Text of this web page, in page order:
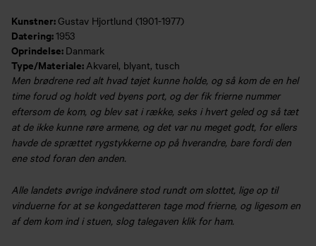
Kunstner:Gustav Hjortlund (1901-1977)
Datering:1953
Oprindelse: Danmark
Type/Materiale:Akvarel, blyant, tusch
Men brødrene red alt hvad tøjet kunne holde, og så kom de en hel
time forud og holdt ved byens port, og der fik frierne nummer
eftersom de kom, og blev sat i række, seks i hvert geled og så tæt
at de ikke kunne røre armene, og det var nu meget godt, for ellers
havde de sprættet rygstykkerne op på hverandre, bare fordi den
ene stod foran den anden.
Alle landets øvrige indvånere stod rundt om slottet, lige op til
vinduerne for at se kongedatteren tage mod frierne, og ligesom en
af dem kom ind i stuen, slog talegaven klik for ham.